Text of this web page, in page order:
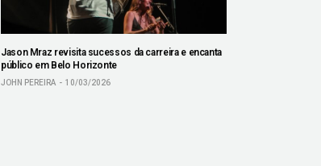
Jason Mraz revisita sucessos da carreira e encanta
público em Belo Horizonte
JOHN PEREIRA 10/03/2026